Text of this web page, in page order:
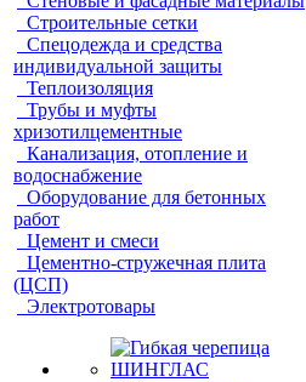
Строительные сетки
Спецодежда и средства
индивидуальной защиты
Теплоизоляция
Трубы и муфты
хризотилцементные
Канализация, отопление и
водоснабжение
Оборудование для бетонных
работ
Цемент и смеси
Цементно-стружечная плита
(ЦСП)
Электротовары